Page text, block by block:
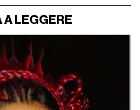
A LEGGERE